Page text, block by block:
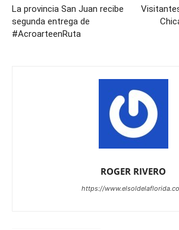
La provincia San Juan recibe
segunda entrega de
#AcroarteenRuta
ROGER RIVERO
https://